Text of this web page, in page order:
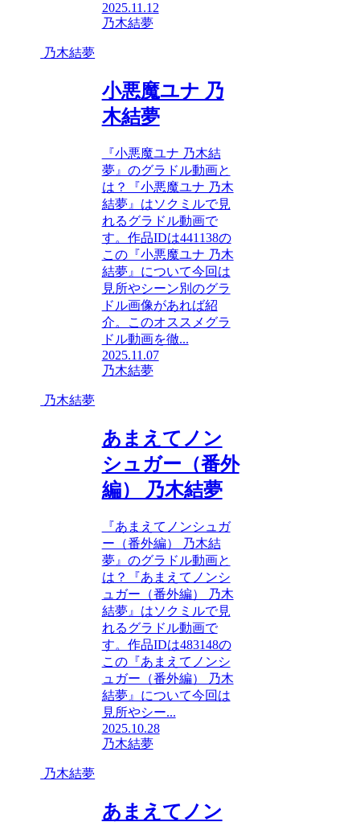
2025.11.12
乃木結夢
乃木結夢
小悪魔ユナ 乃
木結夢
『小悪魔ユナ 乃木結
夢』のグラドル動画と
は？『小悪魔ユナ 乃木
結夢』はソクミルで見
れるグラドル動画で
す。作品IDは441138の
この『小悪魔ユナ 乃木
結夢』について今回は
見所やシーン別のグラ
ドル画像があれば紹
介。このオススメグラ
ドル動画を徹...
2025.11.07
乃木結夢
乃木結夢
あまえてノン
シュガー（番外
編） 乃木結夢
『あまえてノンシュガ
ー（番外編） 乃木結
夢』のグラドル動画と
は？『あまえてノンシ
ュガー（番外編） 乃木
結夢』はソクミルで見
れるグラドル動画で
す。作品IDは483148の
この『あまえてノンシ
ュガー（番外編） 乃木
結夢』について今回は
見所やシー...
2025.10.28
乃木結夢
乃木結夢
あまえてノン